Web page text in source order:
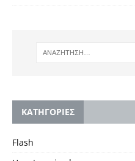
KΑΤΗΓΟΡΙΕΣ
Flash